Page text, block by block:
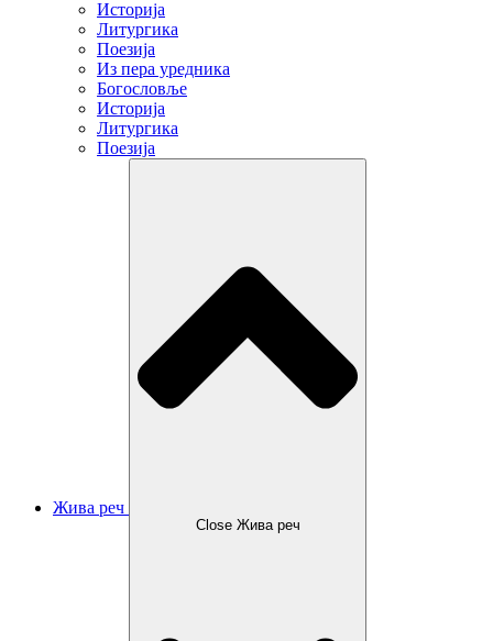
Историја
Литургика
Поезија
Из пера уредника
Богословље
Историја
Литургика
Поезија
Жива реч
Close Жива реч